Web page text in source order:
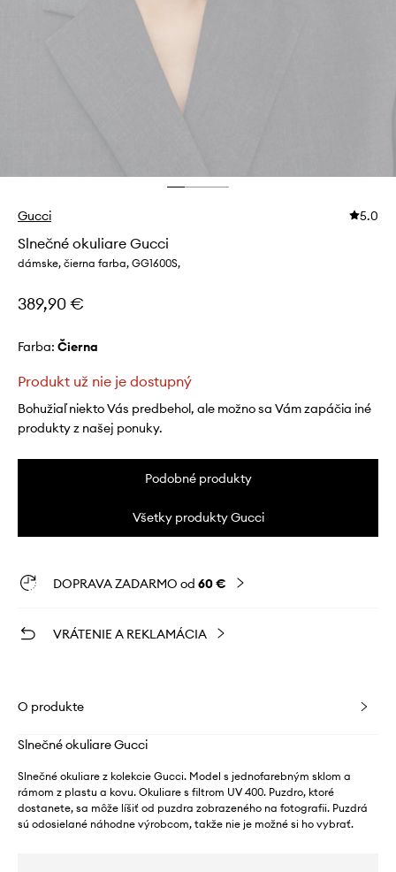
Gucci 5.0
Slnečné okuliare Gucci
dámske, čierna farba, GG1600S,
389,90 €
Farba: čierna
Produkt už nie je dostupný
Bohužiaľ niekto Vás predbehol, ale možno sa Vám zapáčia iné
produkty z našej ponuky.
Podobné produkty
Všetky produkty Gucci
DOPRAVA ZADARMO od 60 €
VRÁTENIE A REKLAMÁCIA
O produkte
Slnečné okuliare Gucci
Slnečné okuliare z kolekcie Gucci. Model s jednofarebným sklom a
rámom z plastu a kovu. Okuliare s filtrom UV 400. Puzdro, ktoré
dostanete, sa môže líšiť od puzdra zobrazeného na fotografii. Puzdrá
sú odosielané náhodne výrobcom, takže nie je možné si ho vybrať.